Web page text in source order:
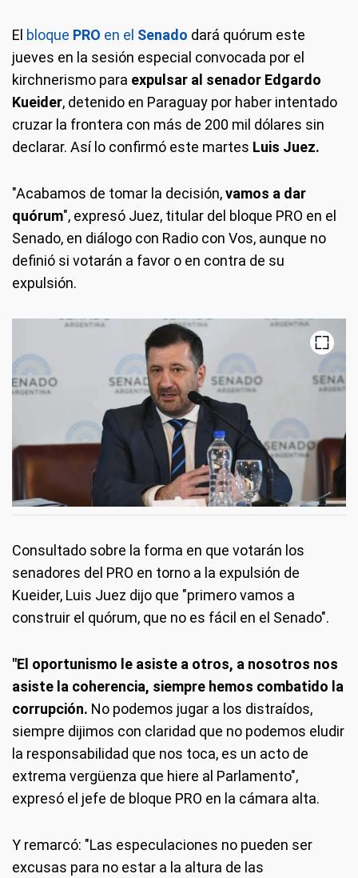
El bloque PRO en el Senado dará quórum este
jueves en la sesión especial convocada por el
kirchnerismo para expulsar al senador Edgardo
Kueider, detenido en Paraguay por haber intentado
cruzar la frontera con más de 200 mil dólares sin
declarar. Así lo confirmó este martes Luis Juez.
"Acabamos de tomar la decisión,vamos a dar
quórum", expresó Juez, titular del bloque PRO en el
Senado, en diálogo con Radio con Vos, aunque no
definió si votarán a favor o en contra de su
expulsión.
Consultado sobre la forma en que votarán los
senadores del PRO en torno a la expulsión de
Kueider, Luis Juez dijo que "primero vamos a
construir el quórum, que no es fácil en el Senado".
"El oportunismo le asiste a otros, a nosotros nos
asiste la coherencia, siempre hemos combatido la
corrupción. No podemos jugar a los distraídos,
siempre dijimos con claridad que no podemos eludir
la responsabilidad que nos toca, es un acto de
extrema vergüenza que hiere al Parlamento",
expresó el jefe de bloque PRO en la cámara alta.
Y remarcó: "Las especulaciones no pueden ser
excusas para no estar a la altura de las